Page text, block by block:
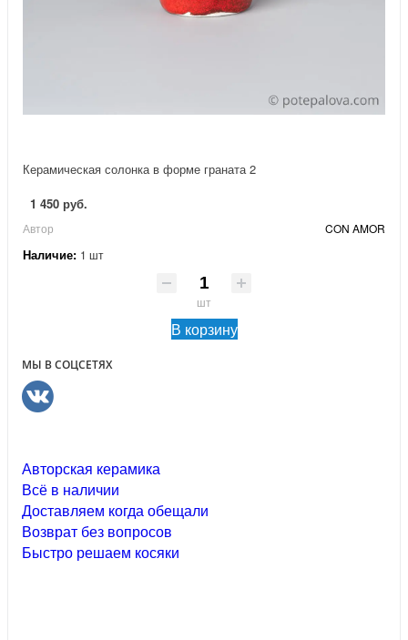
Керамическая солонка в форме граната 2
1 450 руб.
Автор CON AMOR
Наличие: 1 шт
шт
В корзину
МЫ В СОЦСЕТЯХ
Авторская керамика
Всё в наличии
Доставляем когда обещали
Возврат без вопросов
Быстро решаем косяки